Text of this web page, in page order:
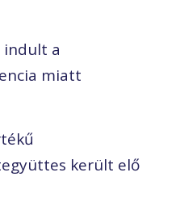
indult a
miatt
került elő